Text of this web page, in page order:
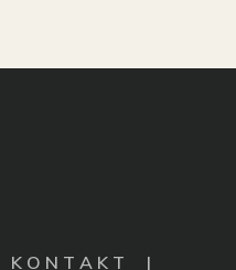
K O N T A K T |